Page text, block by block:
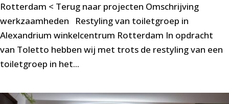
Rotterdam < Terug naar projecten Omschrijving
werkzaamheden Restyling van toiletgroep in
Alexandrium winkelcentrum Rotterdam In opdracht
van Toletto hebben wij met trots de restyling van een
toiletgroep in het...